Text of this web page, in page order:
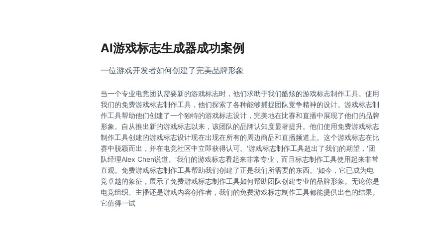
AI游戏标志生成器成功案例
一位游戏开发者如何创建了完美品牌形象
当一个专业电竞团队需要新的游戏标志时，他们求助于我们酷炫的游戏标志制作工具。使用
我们的免费游戏标志制作工具，他们探索了各种能够捕捉团队竞争精神的设计。游戏标志制
作工具帮助他们创建了一个独特的游戏标志设计，完美地在比赛和直播中展现了他们的品牌
形象。自从推出新的游戏标志以来，该团队的品牌认知度显著提升。他们使用免费游戏标志
制作工具创建的游戏标志设计现在出现在所有的周边商品和直播频道上。这个游戏标志在比
赛中脱颖而出，并在电竞社区中立即获得认可。'游戏标志制作工具超出了我们的期望，'团
队经理Alex Chen说道。'我们的游戏标志看起来非常专业，而且标志制作工具使用起来非常
直观。免费游戏标志制作工具帮助我们创建了正是我们所需要的东西。'如今，它已成为电
竞卓越的象征，展示了免费游戏标志制作工具如何帮助团队创建专业的品牌形象。无论你是
电竞组织、主播还是游戏内容创作者，我们的免费游戏标志制作工具都能提供出色的结果。
它值得一试